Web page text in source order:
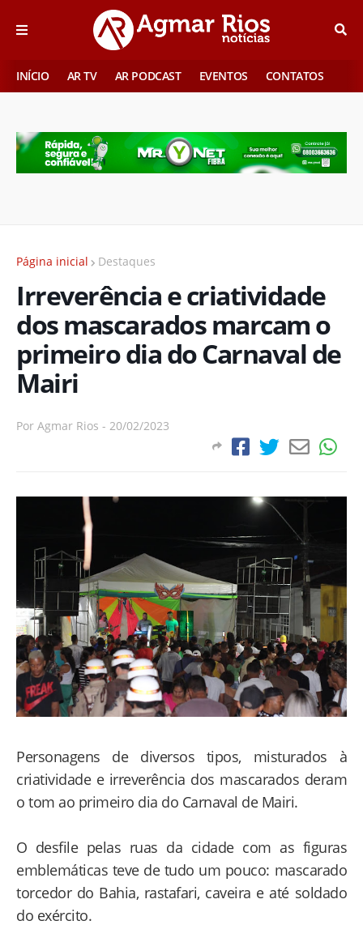
INÍCIO AR TV AR PODCAST EVENTOS CONTATOS
Página inicial Destaques
Irreverência e criatividade
dos mascarados marcam o
primeiro dia do Carnaval de
Mairi
Por Agmar Rios - 20/02/2023
Personagens de diversos tipos, misturados à
criatividade e irreverência dos mascarados deram
o tom ao primeiro dia do Carnaval de Mairi.
O desfile pelas ruas da cidade com as figuras
emblemáticas teve de tudo um pouco: mascarado
torcedor do Bahia, rastafari, caveira e até soldado
do exército.